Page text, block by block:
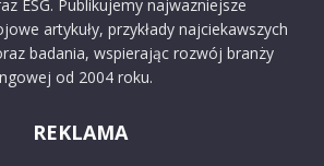
ESG. Publikujemy najważniejsze
artykuły, przykłady najciekawszych
badania, wspierając rozwój branży
od 2004 roku.
REKLAMA